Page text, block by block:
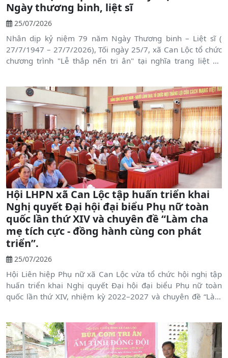
Ngày thương binh, liệt sĩ
25/07/2026
Nhân dịp kỷ niệm 79 năm Ngày Thương binh – Liệt sĩ (
27/7/1947 – 27/7/2026), Tối ngày 25/7, xã Can Lộc tổ chức
chương trình "Lễ thắp nến tri ân" tại nghĩa trang liệt sỹ.
Thường trực Đảng ủy, đại diện các ban, ngành, đoàn thể, lực
lượng vũ trang cùng đông đảo đoàn viên, thanh niên, thân
nhân các gia đình chính sách và Nhân dân trên địa bàn.
Hội LHPN xã Can Lộc tập huấn triển khai
Nghị quyết Đại hội đại biểu Phụ nữ toàn
quốc lần thứ XIV và chuyên đề “Làm cha
mẹ tích cực - đồng hành cùng con phát
triển”.
25/07/2026
Hội Liên hiệp Phụ nữ xã Can Lộc vừa tổ chức hội nghị tập
huấn triển khai Nghị quyết Đại hội đại biểu Phụ nữ toàn
quốc lần thứ XIV, nhiệm kỳ 2022–2027 và chuyên đề “Làm
bàn. Tham dự có đồng chí Nguyễn Thị Quyên - PCT Hội
LHPN tỉnh, Nguyễn Quang Huy, Phó Bí thư Thường trực
Đảng ủy; Lê Xuân Đức, Phó Chủ tịch HĐND xã.